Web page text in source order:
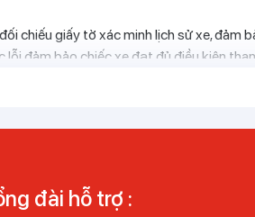
chiếu giấy tờ xác minh lịch sử xe, đảm
đảm bảo chiếc xe đạt đủ điều kiện
đài hỗ trợ :